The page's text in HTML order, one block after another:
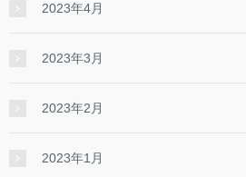
2023年4月
2023年3月
2023年2月
2023年1月